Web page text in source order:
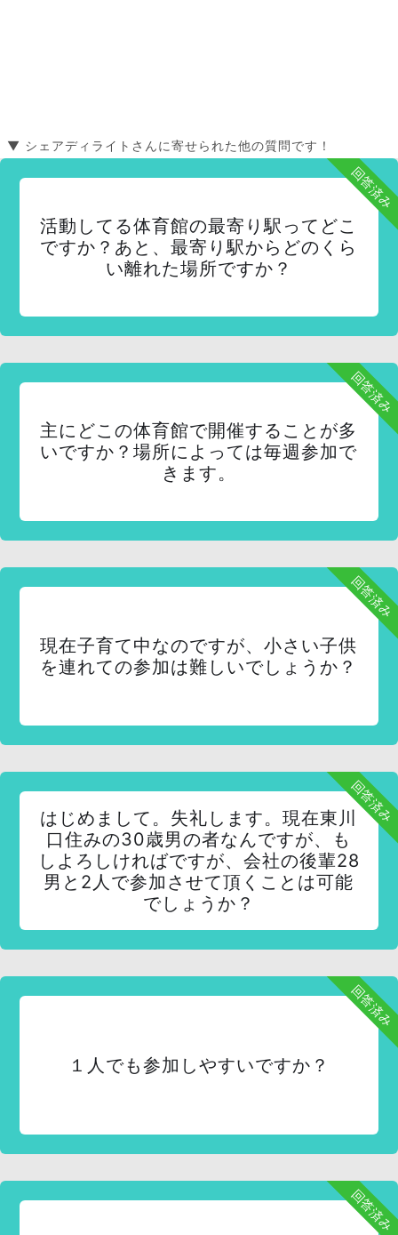
▼ シェアディライトさんに寄せられた他の質問です！
回答済み
活動してる体育館の最寄り駅ってどこ
ですか？あと、最寄り駅からどのくら
い離れた場所ですか？
回答済み
主にどこの体育館で開催することが多
いですか？場所によっては毎週参加で
きます。
回答済み
現在子育て中なのですが、小さい子供
を連れての参加は難しいでしょうか？
回答済み
はじめまして。失礼します。現在東川
口住みの30歳男の者なんですが、も
しよろしければですが、会社の後輩28
男と2人で参加させて頂くことは可能
でしょうか？
回答済み
１人でも参加しやすいですか？
回答済み